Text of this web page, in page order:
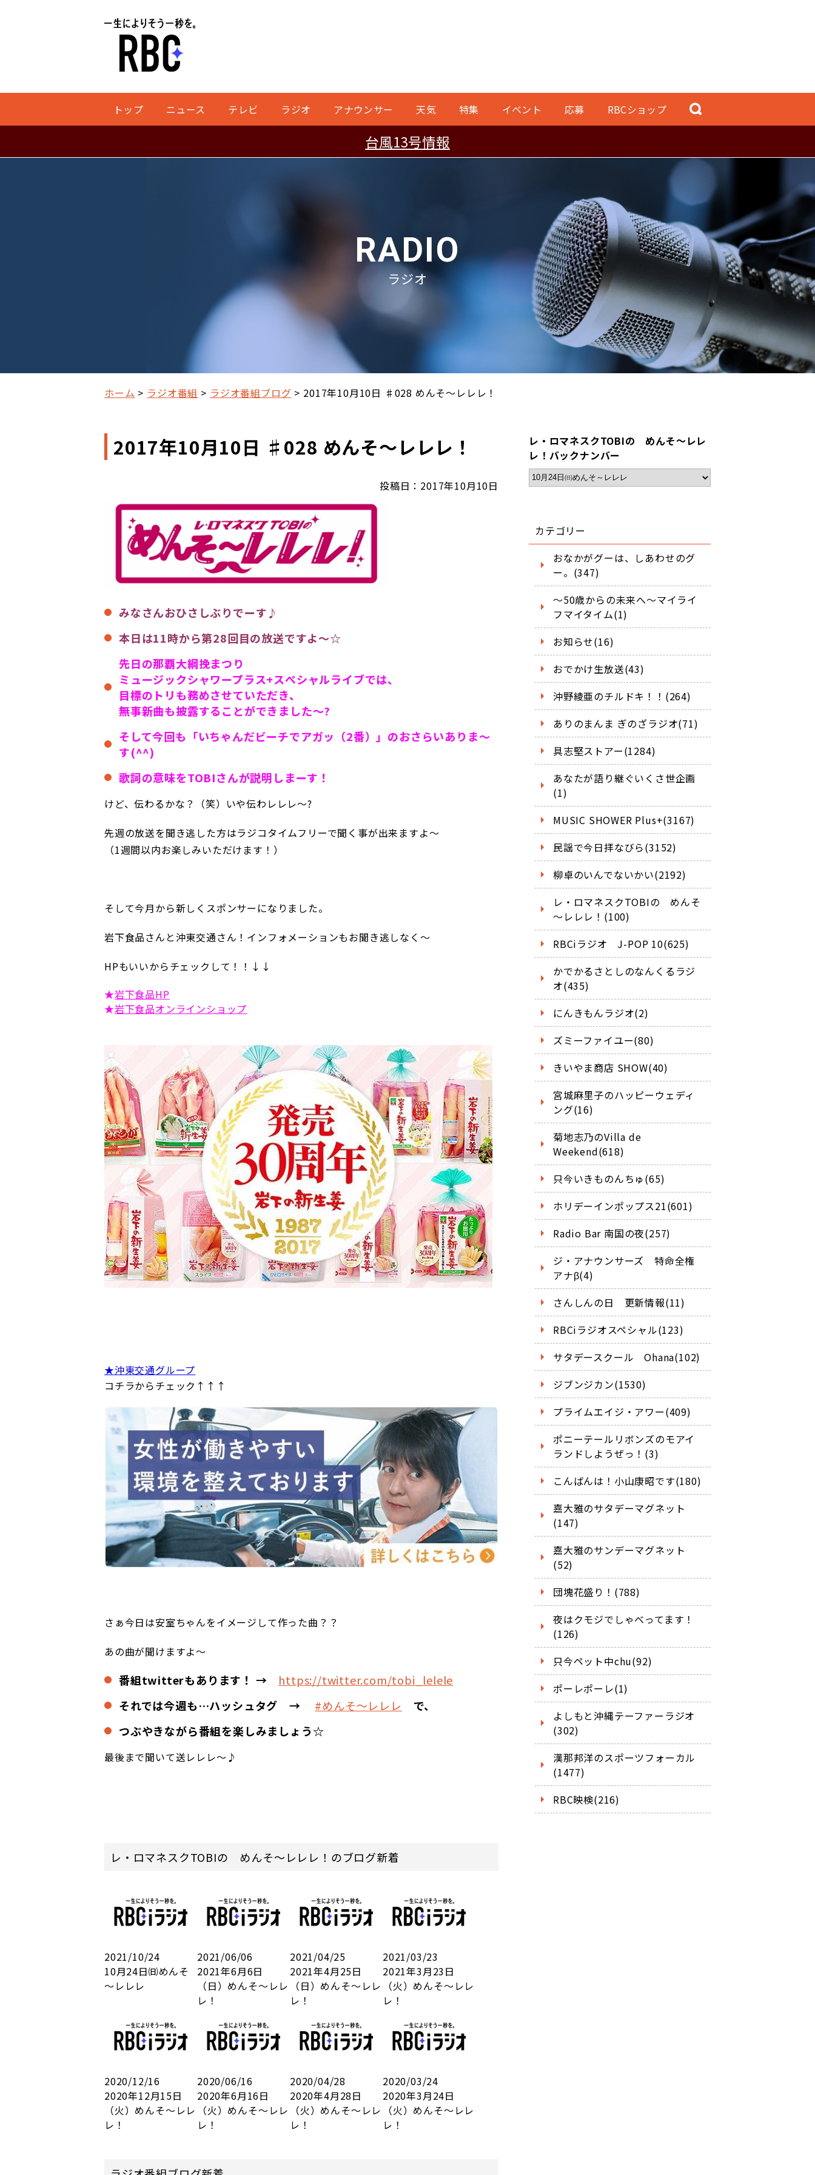
トップ ニュース テレビ ラジオ アナウンサー 天気 特集 イベント 応募 RBCショップ
台風13号情報
RADIO
ラジオ
ホーム ラジオ番組 ラジオ番組ブログ 2017年10月10日 ♯028 めんそ～レレレ！
2017年10月10日 ♯028 めんそ～レレレ！
投稿日：2017年10月10日
みなさんおひさしぶりでーす♪
本日は11時から第28回目の放送ですよ～☆
先日の那覇大綱挽まつり
ミュージックシャワープラス+スぺシャルライブでは、
目標のトリも務めさせていただき、
無事新曲も披露することができました～?
そして今回も「いちゃんだビーチでアガッ（2番）」のおさらいありま～
す(^^)
歌詞の意味をTOBIさんが説明しまーす！
けど、伝わるかな？（笑）いや伝わレレレ～?
先週の放送を聞き逃した方はラジコタイムフリーで聞く事が出来ますよ～
（1週間以内お楽しみいただけます！）
そして今月から新しくスポンサーになりました。
岩下食品さんと沖東交通さん！インフォメーションもお聞き逃しなく～
HPもいいからチェックして！！↓↓
★岩下食品HP
★岩下食品オンラインショップ
★沖東交通グループ
コチラからチェック↑↑↑
さぁ今日は安室ちゃんをイメージして作った曲？？
あの曲が聞けますよ～
番組twitterもあります！ → https://twitter.com/tobi_lelele
それでは今週も…ハッシュタグ → #めんそ〜レレレ
で、
つぶやきながら番組を楽しみましょう☆
最後まで聞いて送レレレ～♪
レ・ロマネスクTOBIの めんそ～レレレ！のブログ新着
2021/10/24
10月24日㈰めんそ
～レレレ
2021/06/06
2021年6月6日
（日）めんそ～レレ
レ！
2021/04/25
2021年4月25日
（日）めんそ～レレ
レ！
2021/03/23
2021年3月23日
（火）めんそ～レレ
レ！
2020/12/16
2020年12月15日
（火）めんそ～レレ
レ！
2020/06/16
2020年6月16日
（火）めんそ～レレ
レ！
2020/04/28
2020年4月28日
（火）めんそ～レレ
レ！
2020/03/24
2020年3月24日
（火）めんそ～レレ
レ！
レ・ロマネスクTOBIの めんそ～レレ
レ！バックナンバー
カテゴリー
おなかがグーは、しあわせのグ
ー。(347)
～50歳からの未来へ～マイライ
フマイタイム(1)
お知らせ(16)
おでかけ生放送(43)
沖野綾亜のチルドキ！！(264)
ありのまんま ぎのざラジオ(71)
具志堅ストアー(1284)
あなたが語り継ぐいくさ世企画
(1)
MUSIC SHOWER Plus+(3167)
民謡で今日拝なびら(3152)
柳卓のいんでないかい(2192)
レ・ロマネスクTOBIの めんそ
～レレレ！(100)
RBCiラジオ J-POP 10(625)
かでかるさとしのなんくるラジ
オ(435)
にんきもんラジオ(2)
ズミーファイユー(80)
きいやま商店 SHOW(40)
宮城麻里子のハッピーウェディ
ング(16)
菊地志乃のVilla de
Weekend(618)
只今いきものんちゅ(65)
ホリデーインポップス21(601)
Radio Bar 南国の夜(257)
ジ・アナウンサーズ 特命全権
アナβ(4)
さんしんの日 更新情報(11)
RBCiラジオスペシャル(123)
サタデースクール Ohana(102)
ジブンジカン(1530)
プライムエイジ・アワー(409)
ポニーテールリボンズのモアイ
ランドしようぜっ！(3)
こんばんは！小山康昭です(180)
嘉大雅のサタデーマグネット
(147)
嘉大雅のサンデーマグネット
(52)
団塊花盛り！(788)
夜はクモジでしゃべってます！
(126)
只今ペット中chu(92)
ポーレポーレ(1)
よしもと沖縄テーファーラジオ
(302)
漢那邦洋のスポーツフォーカル
(1477)
RBC映検(216)